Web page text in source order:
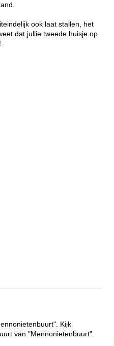
ook laat stallen, het
dat jullie tweede huisje op
Kijk
van "Mennonietenbuurt".